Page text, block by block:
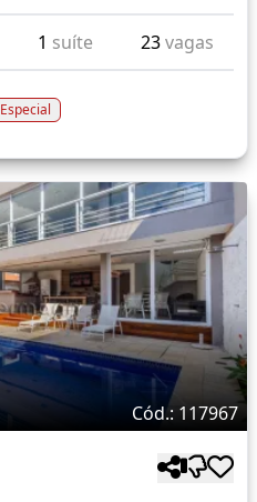
1 suíte 23vagas
Especial
Cód.: 117967